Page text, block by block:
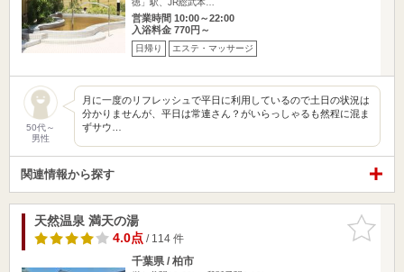
徳」駅、JR総武本…
営業時間 10:00～22:00
入浴料金 770円～
日帰り エステ・マッサージ
50代～
男性
月に一度のリフレッシュで平日に利用しているので土日の状況は
分かりませんが、平日は常連さん？がいらっしゃるも然程に混ま
ずサウ…
関連情報から探す
お気に入
りに追加
天然温泉 満天の湯
4.0点/ 114 件
千葉県 / 柏市